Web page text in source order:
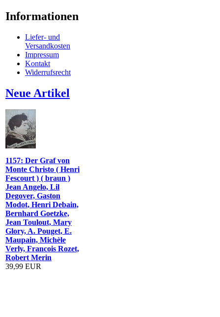
Informationen
Liefer- und
Versandkosten
Impressum
Kontakt
Widerrufsrecht
Neue Artikel
1157: Der Graf von
Monte Christo ( Henri
Fescourt ) ( braun )
Jean Angelo, Lil
Degover, Gaston
Modot, Henri Debain,
Bernhard Goetzke,
Jean Toulout, Mary
Glory, A. Pouget, E.
Maupain, Michèle
Verly, Francois Rozet,
Robert Merin
39,99 EUR